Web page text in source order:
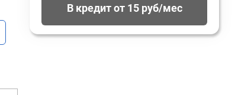
В кредит от 15 руб/мес